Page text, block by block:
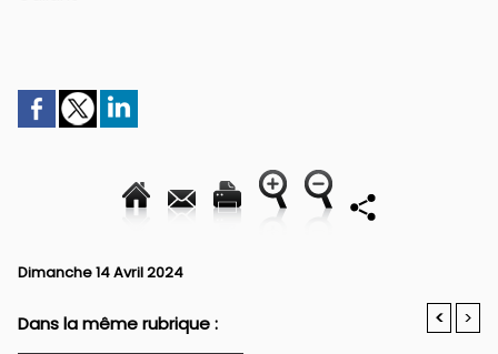
Dimanche 14 Avril 2024
Dans la même rubrique : < >